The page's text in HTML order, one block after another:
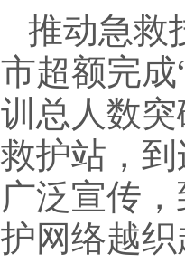
推动急救
市超额完
训总人数
救护站，
广泛宣传
护网络越